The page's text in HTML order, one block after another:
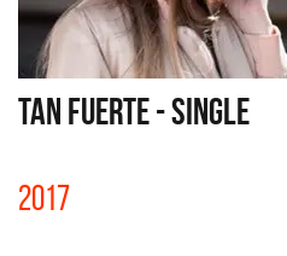
TAN FUERTE - SINGLE
2017